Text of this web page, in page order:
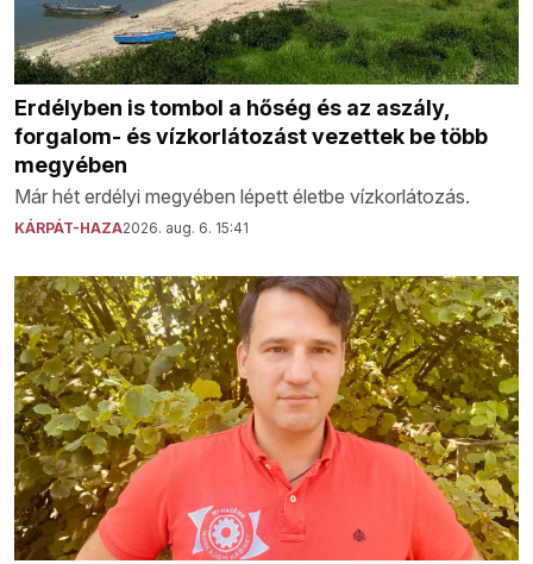
Erdélyben is tombol a hőség és az aszály,
forgalom- és vízkorlátozást vezettek be több
megyében
Már hét erdélyi megyében lépett életbe vízkorlátozás.
KÁRPÁT-HAZA2026. aug. 6. 15:41